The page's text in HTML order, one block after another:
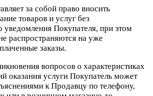
за собой право вносить
товаров и услуг без
уведомления Покупателя, при этом
распространяются на уже
заказы.
вопросов о характеристиках
оказания услуги Покупатель может
к Продавцу по телефону,